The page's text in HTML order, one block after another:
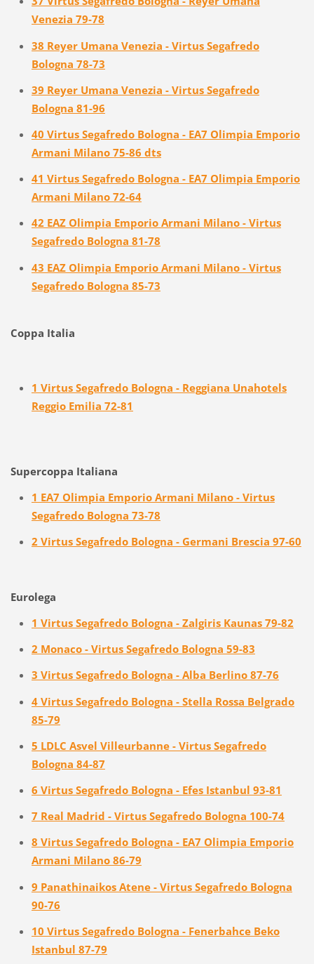
Venezia 79-78
38 Reyer Umana Venezia - Virtus Segafredo
Bologna 78-73
39 Reyer Umana Venezia - Virtus Segafredo
Bologna 81-96
40 Virtus Segafredo Bologna - EA7 Olimpia Emporio
Armani Milano 75-86 dts
41 Virtus Segafredo Bologna - EA7 Olimpia Emporio
Armani Milano 72-64
42 EAZ Olimpia Emporio Armani Milano - Virtus
Segafredo Bologna 81-78
43 EAZ Olimpia Emporio Armani Milano - Virtus
Segafredo Bologna 85-73
Coppa Italia
1 Virtus Segafredo Bologna - Reggiana Unahotels
Reggio Emilia 72-81
Supercoppa Italiana
1 EA7 Olimpia Emporio Armani Milano - Virtus
Segafredo Bologna 73-78
2 Virtus Segafredo Bologna - Germani Brescia 97-60
Eurolega
1 Virtus Segafredo Bologna - Zalgiris Kaunas 79-82
2 Monaco - Virtus Segafredo Bologna 59-83
3 Virtus Segafredo Bologna - Alba Berlino 87-76
4 Virtus Segafredo Bologna - Stella Rossa Belgrado
85-79
5 LDLC Asvel Villeurbanne - Virtus Segafredo
Bologna 84-87
6 Virtus Segafredo Bologna - Efes Istanbul 93-81
7 Real Madrid - Virtus Segafredo Bologna 100-74
8 Virtus Segafredo Bologna - EA7 Olimpia Emporio
Armani Milano 86-79
9 Panathinaikos Atene - Virtus Segafredo Bologna
90-76
10 Virtus Segafredo Bologna - Fenerbahce Beko
Istanbul 87-79